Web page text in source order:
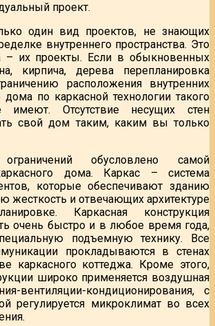
проект.
один вид проектов, не знающих
внутреннего пространства. Это
– их проекты. Если в обыкновенных
кирпича, дерева перепланировка
расположения внутренних
дома по каркасной технологии такого
имеют. Отсутствие несущих стен
свой дом таким, каким вы только
обусловлено самой
дома. Каркас – система
которые обеспечивают зданию
жесткость и отвечающих архитектуре
Каркасная конструкция
очень быстро и в любое время года,
подъемную технику. Все
прокладываются в стенах
каркасного коттеджа. Кроме этого,
широко применяется воздушная
вентиляции-кондиционирования, с
регулируется микроклимат во всех